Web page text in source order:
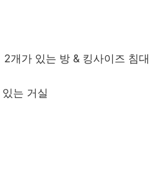
개가 있는 방 & 킹사이즈 침대
는 거실